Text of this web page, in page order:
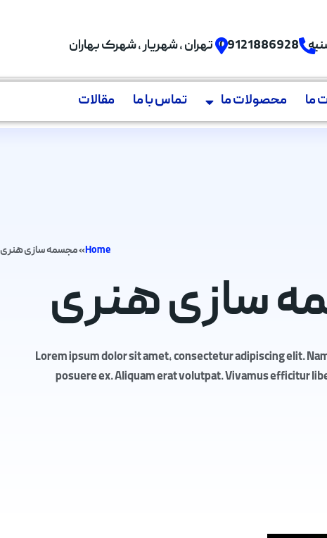
09121886928 تهران , شهریار , شهرک بهاران
ما محصولات ما تماس با ما مقالات
Home
»مجسمه سازی هنری
Lorem ipsum dolor sit amet, consectetur adipiscing elit.
posuere ex. Aliquam erat volutpat. Vivamus efficitur